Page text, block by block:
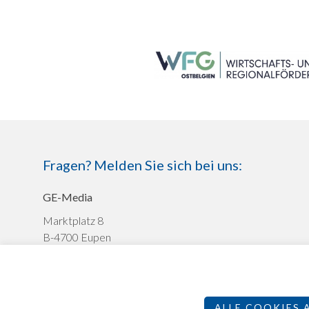
Fragen? Melden Sie sich bei uns:
GE-Media
Marktplatz 8
B-4700 Eupen